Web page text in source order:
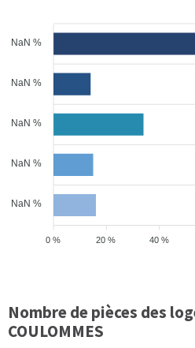
NaN %
NaN %
NaN %
NaN %
NaN %
40 %
20 %
0 %
Nombre de pièces des
COULOMMES